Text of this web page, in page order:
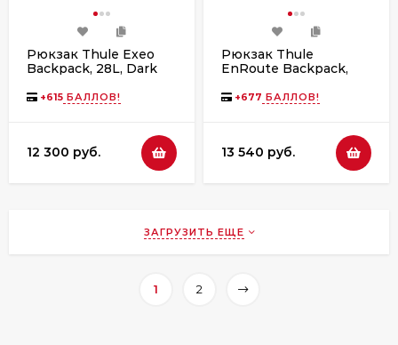
Рюкзак Thule Exeo
Backpack, 28L, Dark
+615 БАЛЛОВ!
12 300 руб.
Рюкзак Thule
EnRoute Backpack,
+677 БАЛЛОВ!
13 540 руб.
ЗАГРУЗИТЬ ЕЩЕ
1 2